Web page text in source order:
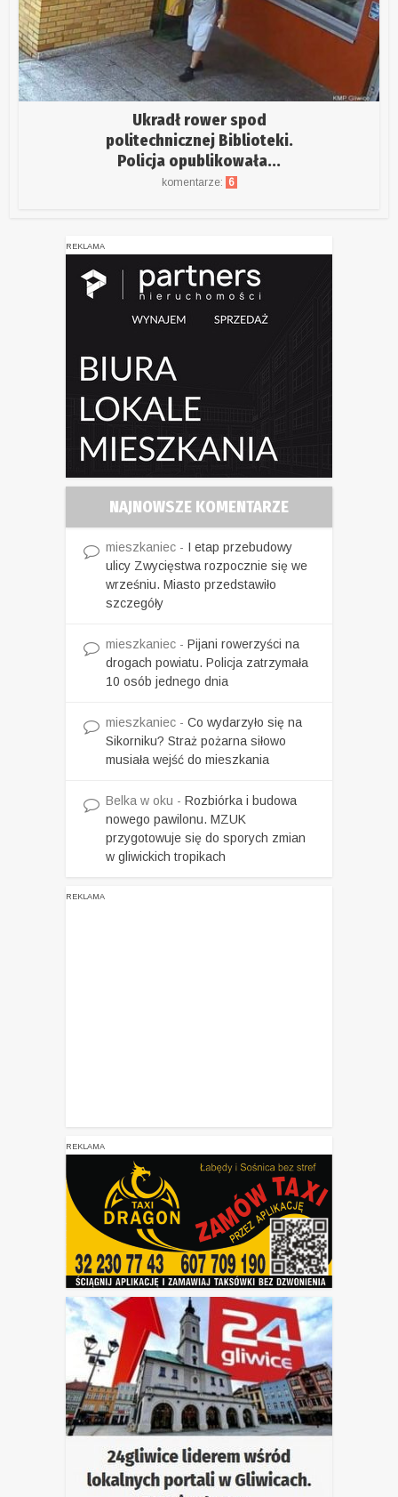
Ukradł rower spod
politechnicznej Biblioteki.
Policja opublikowała...
komentarze: 6
REKLAMA
NAJNOWSZE KOMENTARZE
mieszkaniec - I etap przebudowy
ulicy Zwycięstwa rozpocznie się we
wrześniu. Miasto przedstawiło
szczegóły
mieszkaniec - Pijani rowerzyści na
drogach powiatu. Policja zatrzymała
10 osób jednego dnia
mieszkaniec - Co wydarzyło się na
Sikorniku? Straż pożarna siłowo
musiała wejść do mieszkania
Belka w oku - Rozbiórka i budowa
nowego pawilonu. MZUK
przygotowuje się do sporych zmian
w gliwickich tropikach
REKLAMA
REKLAMA